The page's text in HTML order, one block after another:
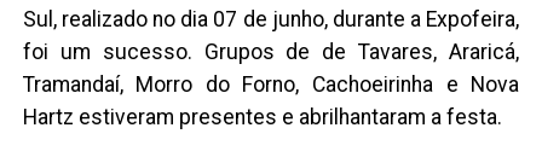
Sul, realizado no dia 07 de junho, durante a Expofeira,
foi um sucesso. Grupos de de Tavares, Araricá,
Tramandaí, Morro do Forno, Cachoeirinha e Nova
Hartz estiveram presentes e abrilhantaram a festa.